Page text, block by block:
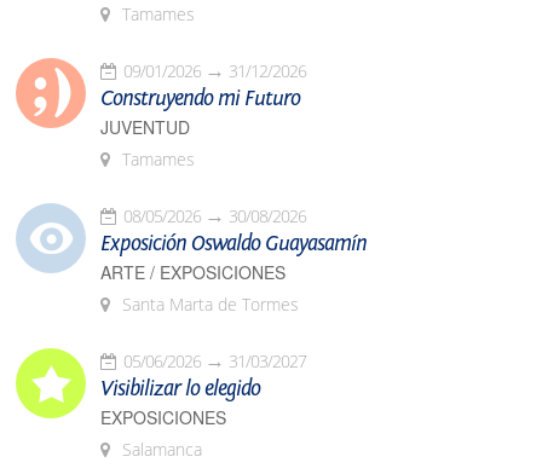
Tamames
09/01/2026 31/12/2026
Construyendo mi Futuro
JUVENTUD
Tamames
08/05/2026 30/08/2026
Exposición Oswaldo Guayasamín
ARTE / EXPOSICIONES
Santa Marta de Tormes
05/06/2026 31/03/2027
Visibilizar lo elegido
EXPOSICIONES
Salamanca